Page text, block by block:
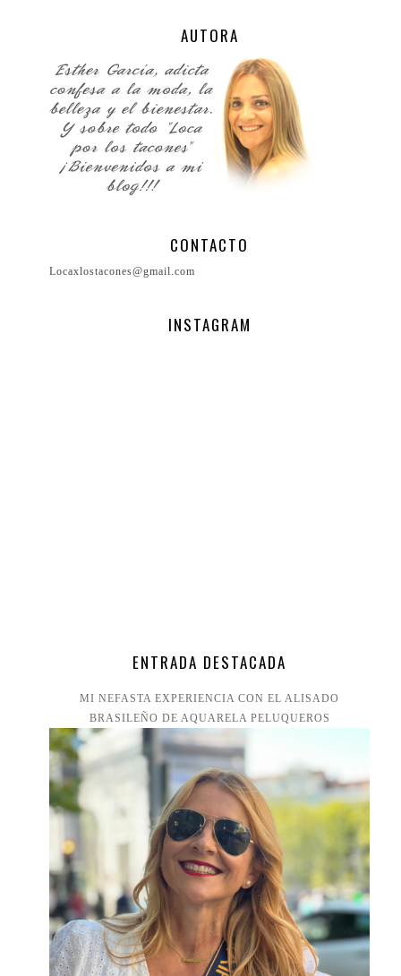
AUTORA
CONTACTO
Locaxlostacones@gmail.com
INSTAGRAM
ENTRADA DESTACADA
MI NEFASTA EXPERIENCIA CON EL ALISADO
BRASILEÑO DE AQUARELA PELUQUEROS